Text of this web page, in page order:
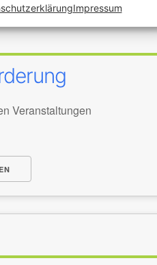
Impressum
Veranstaltungen